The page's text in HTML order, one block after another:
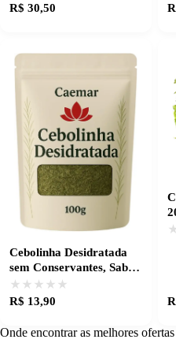
R$ 30,50
Cebolinha Desidratada
sem Conservantes, Sabor
que Realça suas Receitas
★★★★★
★★★★★
R$ 13,90
Onde encontrar as melhores